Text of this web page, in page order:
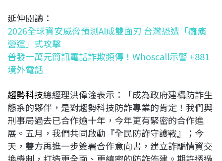
延伸閱讀：
2026全球資安威脅預測AI成雙面刃 台灣恐遭「癱瘓
營運」式攻擊
普發一萬元簡訊電話詐欺頻傳！Whoscall示警 +881
境外電話
趨勢科技總經理洪偉淦表示：「成為政府建構防詐生
態系的夥伴，是對趨勢科技防詐專業的肯定！我們與
刑事局過去已合作逾十年，今年更有緊密的合作進
展。五月，我們共同啟動『全民防詐守護戰』；今
天，雙方再進一步簽署合作意向書，建立詐騙情資交